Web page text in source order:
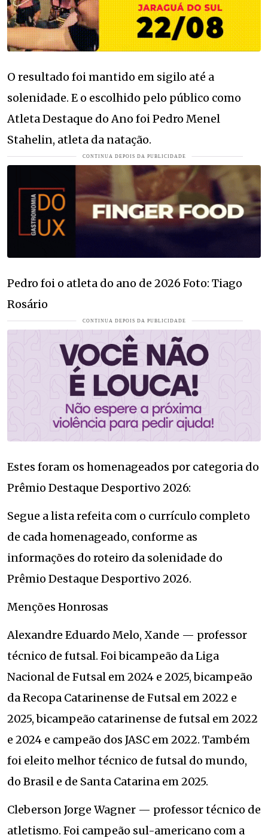
O resultado foi mantido em sigilo até a
solenidade. E o escolhido pelo público como
Atleta Destaque do Ano foi Pedro Menel
Stahelin, atleta da natação.
Pedro foi o atleta do ano de 2026 Foto: Tiago
Rosário
Estes foram os homenageados por categoria do
Prêmio Destaque Desportivo 2026:
Segue a lista refeita com o currículo completo
de cada homenageado, conforme as
informações do roteiro da solenidade do
Prêmio Destaque Desportivo 2026.
Menções Honrosas
Alexandre Eduardo Melo, Xande — professor
técnico de futsal. Foi bicampeão da Liga
Nacional de Futsal em 2024 e 2025, bicampeão
da Recopa Catarinense de Futsal em 2022 e
2025, bicampeão catarinense de futsal em 2022
e 2024 e campeão dos JASC em 2022. Também
foi eleito melhor técnico de futsal do mundo,
do Brasil e de Santa Catarina em 2025.
Cleberson Jorge Wagner — professor técnico de
atletismo. Foi campeão sul-americano com a